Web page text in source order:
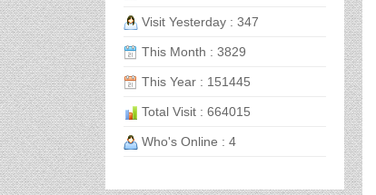
CẶP HỌC SINH MS:
TN 5016
CẶP HỌC SINH MS:
Visit Yesterday : 347
This Month : 3829
This Year : 151445
Total Visit : 664015
Who's Online : 4